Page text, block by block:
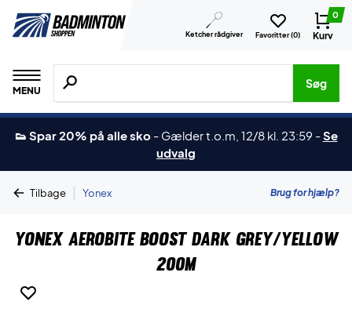
Ketcher rådgiver Favoritter (0)
0
Kurv
MENU
Søg efter produkter, mærker etc.
Søg
👟 Spar 20% på alle sko - Gælder t.o.m, 12/8 kl. 23:59 -Se
udvalg
Tilbage | Yonex Brug for hjælp?
Yonex Aerobite Boost Dark Grey/Yellow
200m